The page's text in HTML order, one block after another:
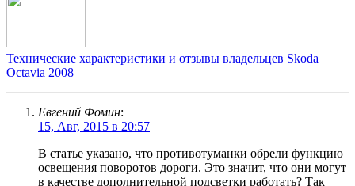
Технические характеристики и отзывы владельцев Skoda
Octavia 2008
Евгений Фомин:
15, Авг, 2015 в 20:57
В статье указано, что противотуманки обрели функцию
освещения поворотов дороги. Это значит, что они могут
в качестве дополнительной подсветки работать? Так